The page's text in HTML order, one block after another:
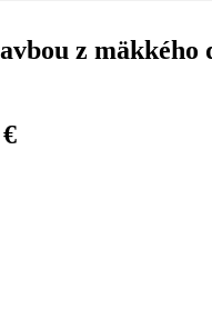
z mäkkého